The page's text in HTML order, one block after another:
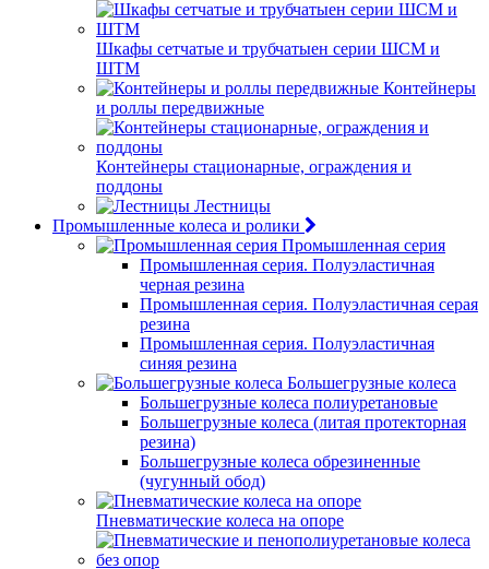
Шкафы сетчатые и трубчатыен серии ШСМ и
ШТМ
Контейнеры
и роллы передвижные
Контейнеры стационарные, ограждения и
поддоны
Лестницы
Промышленные колеса и ролики
Промышленная серия
Промышленная серия. Полуэластичная
черная резина
Промышленная серия. Полуэластичная серая
резина
Промышленная серия. Полуэластичная
синяя резина
Большегрузные колеса
Большегрузные колеса полиуретановые
Большегрузные колеса (литая протекторная
резина)
Большегрузные колеса обрезиненные
(чугунный обод)
Пневматические колеса на опоре